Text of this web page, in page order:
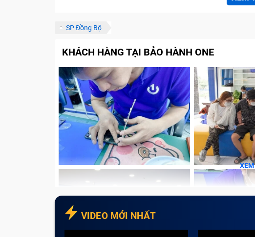
Linh kiện đảm bảo chất lượng
Đội ngũ nhân viên giàu kinh nghiệm
Chính sách vận chuyển thuận tiện
Đa dạng hình thức thanh toán
Có chính sách hoàn tiền cho sản phẩm lỗi
Những lưu ý để sửa chữa nhanh chóng, hiệu
Đặt lịch hẹn trước
Tham khảo giá trước khi sửa chữa
Liên hệ với trung tâm để được tư vấn
Lưu ý các sản phẩm được, không được bảo
Tạm kết
SP Đồng Bộ
KHÁCH HÀNG TẠI BẢO HÀNH ONE
VIDEO MỚI NHẤT